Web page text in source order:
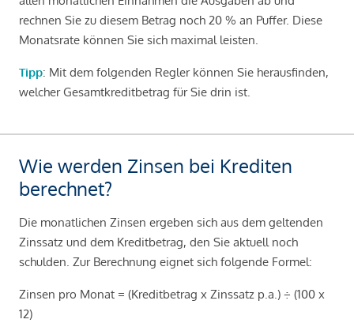
rechnen Sie zu diesem Betrag noch 20 % an Puffer. Diese
Monatsrate können Sie sich maximal leisten.
Tipp: Mit dem folgenden Regler können Sie herausfinden,
welcher Gesamtkreditbetrag für Sie drin ist.
Wie werden Zinsen bei Krediten
berechnet?
Die monatlichen Zinsen ergeben sich aus dem geltenden
Zinssatz und dem Kreditbetrag, den Sie aktuell noch
schulden. Zur Berechnung eignet sich folgende Formel:
Zinsen pro Monat = (Kreditbetrag x Zinssatz p.a.) ÷ (100 x
12)